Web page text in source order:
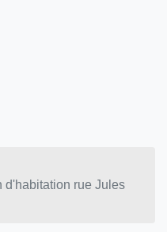
d'habitation rue Jules